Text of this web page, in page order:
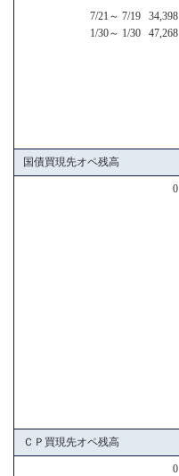
7/21～ 7/19 34,398
1/30～ 1/30 47,268
国債買現先オペ残高
0
ＣＰ買現先オペ残高
0